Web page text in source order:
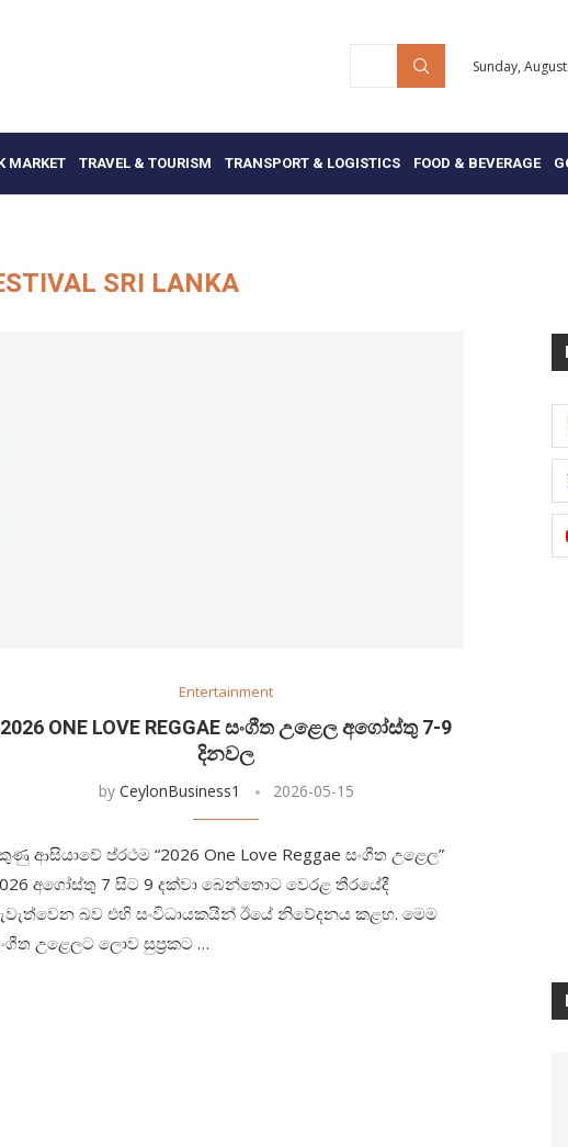
Sunday,
MARKET TRAVEL & TOURISM TRANSPORT & LOGISTICS FOOD & BEVERAGE
SRI LANKA
Entertainment
2026 ONE LOVE REGGAE සංගීත උළෙල අගෝස්තු 7-9
දිනවල
by CeylonBusiness1 2026-05-15
ආසියාවේ ප්රථම “2026 One Love Reggae සංගීත උළෙල”
අගෝස්තු 7 සිට 9 දක්වා බෙන්තොට වෙරළ තීරයේදී
බව එහි සංවිධායකයින් ඊයේ නිවේදනය කළහ. මෙම
උළෙලට ලොව සුප්‍රකට …